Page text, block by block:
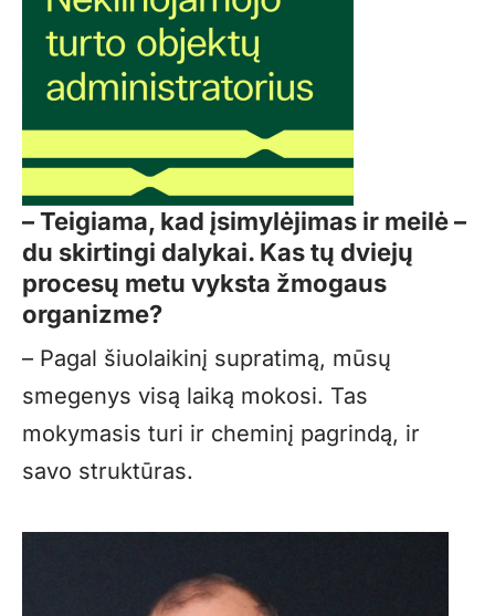
– Teigiama, kad įsimylėjimas ir meilė –
du skirtingi dalykai. Kas tų dviejų
procesų metu vyksta žmogaus
organizme?
– Pagal šiuolaikinį supratimą, mūsų
smegenys visą laiką mokosi. Tas
mokymasis turi ir cheminį pagrindą, ir
savo struktūras.